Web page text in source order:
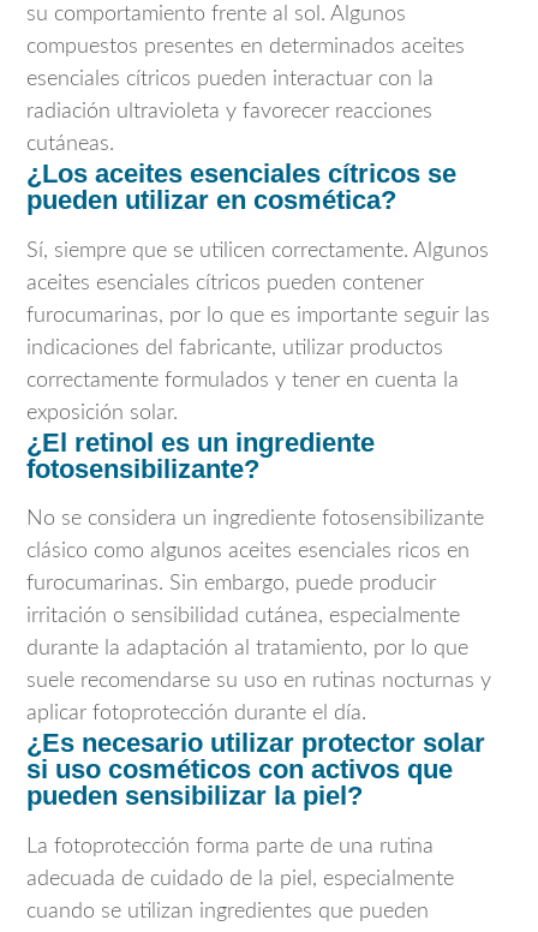
su comportamiento frente al sol. Algunos
compuestos presentes en determinados aceites
esenciales cítricos pueden interactuar con la
radiación ultravioleta y favorecer reacciones
cutáneas.
¿Los aceites esenciales cítricos se
pueden utilizar en cosmética?
Sí, siempre que se utilicen correctamente. Algunos
aceites esenciales cítricos pueden contener
furocumarinas, por lo que es importante seguir las
indicaciones del fabricante, utilizar productos
correctamente formulados y tener en cuenta la
exposición solar.
¿El retinol es un ingrediente
fotosensibilizante?
No se considera un ingrediente fotosensibilizante
clásico como algunos aceites esenciales ricos en
furocumarinas. Sin embargo, puede producir
irritación o sensibilidad cutánea, especialmente
durante la adaptación al tratamiento, por lo que
suele recomendarse su uso en rutinas nocturnas y
aplicar fotoprotección durante el día.
¿Es necesario utilizar protector solar
si uso cosméticos con activos que
pueden sensibilizar la piel?
La fotoprotección forma parte de una rutina
adecuada de cuidado de la piel, especialmente
cuando se utilizan ingredientes que pueden